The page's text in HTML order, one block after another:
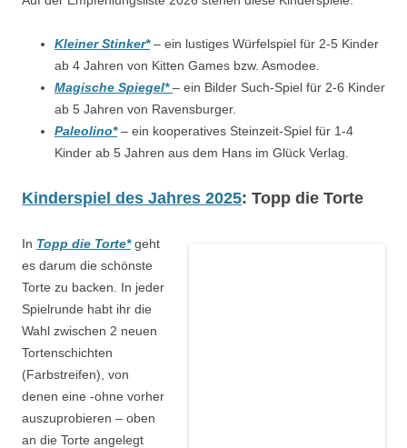
Kleiner Stinker*– ein lustiges Würfelspiel für 2-5 Kinder
ab 4 Jahren von Kitten Games bzw. Asmodee.
Magische Spiegel* – ein Bilder Such-Spiel für 2-6 Kinder
ab 5 Jahren von Ravensburger.
Paleolino*– ein kooperatives Steinzeit-Spiel für 1-4
Kinder ab 5 Jahren aus dem Hans im Glück Verlag.
Kinderspiel des Jahres 2025: Topp die Torte
In Topp die Torte*geht
es darum die schönste
Torte zu backen. In jeder
Spielrunde habt ihr die
Wahl zwischen 2 neuen
Tortenschichten
(Farbstreifen), von
denen eine -ohne vorher
auszuprobieren – oben
an die Torte angelegt